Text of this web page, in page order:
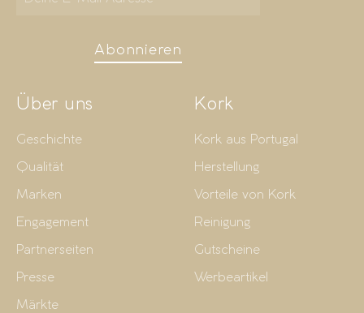
Abonnieren
Über uns
Geschichte
Qualität
Marken
Engagement
Partnerseiten
Presse
Märkte
Kork
Kork aus Portugal
Herstellung
Vorteile von Kork
Reinigung
Gutscheine
Werbeartikel